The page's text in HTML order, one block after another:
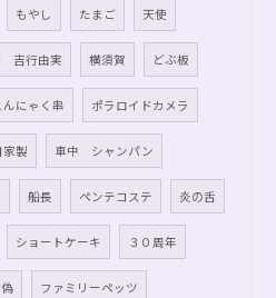
もやし たまご 天使
吉行由実 横須賀 どぶ板
んにゃく串 ポラロイドカメラ
家製 車中 シャンパン
船長 ペンテコステ 炎の舌
ショートケーキ ３０周年
ファミリーペッツ